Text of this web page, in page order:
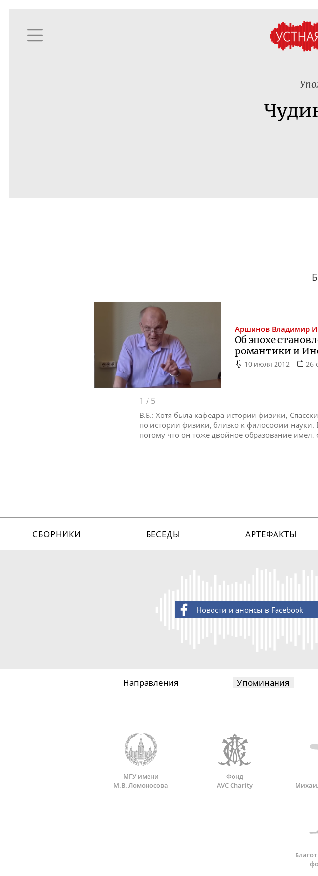
Аршинов Владимир
Об эпохе
романтики и
10 июля 2012 26
1 / 5
В.Б.: Хотя была кафедра истории физики,
по истории физики, близко к философии науки.
потому что он тоже двойное образование имел,
СБОРНИКИ БЕСЕДЫ АРТЕФАКТЫ
Новости и анонсы в Facebook
Направления Упоминания
МГУ имени
М.В. Ломоносова
Фонд
AVC Charity